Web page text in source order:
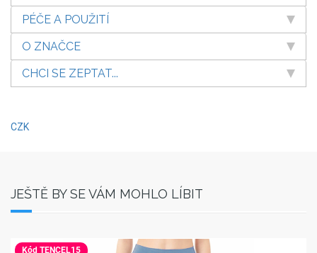
PÉČE A POUŽITÍ
O ZNAČCE
CHCI SE ZEPTAT...
CZK
JEŠTĚ BY SE VÁM MOHLO LÍBIT
Kód TENCEL15